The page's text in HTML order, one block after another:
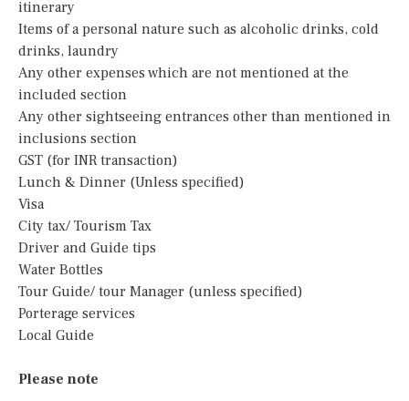
itinerary
Items of a personal nature such as alcoholic drinks, cold
drinks, laundry
Any other expenses which are not mentioned at the
included section
Any other sightseeing entrances other than mentioned in
inclusions section
GST (for INR transaction)
Lunch & Dinner (Unless specified)
Visa
City tax/ Tourism Tax
Driver and Guide tips
Water Bottles
Tour Guide/ tour Manager (unless specified)
Porterage services
Local Guide
Please note